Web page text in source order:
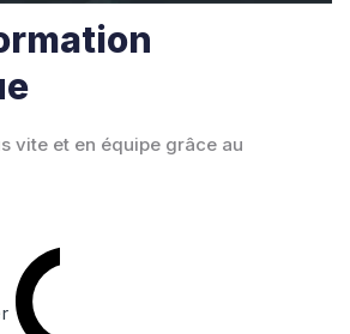
vite et en équipe grâce au